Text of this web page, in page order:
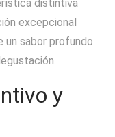
distintiva
excepcional
un sabor profundo
y